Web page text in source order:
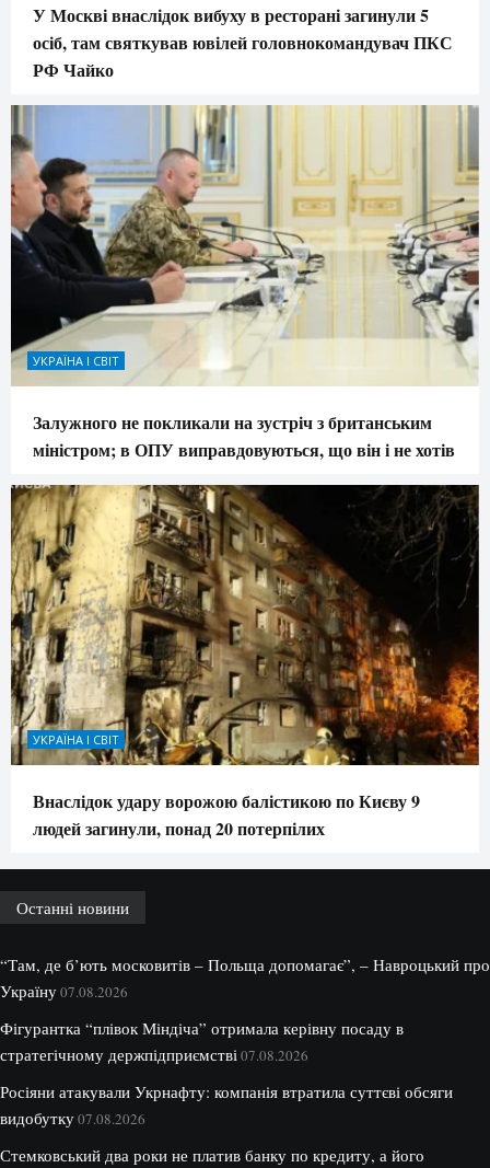
У Москві внаслідок вибуху в ресторані загинули 5
осіб, там святкував ювілей головнокомандувач ПКС
РФ Чайко
УКРАЇНА І СВІТ
Залужного не покликали на зустріч з британським
міністром; в ОПУ виправдовуються, що він і не хотів
УКРАЇНА І СВІТ
Внаслідок удару ворожою балістикою по Києву 9
людей загинули, понад 20 потерпілих
Останні новини
“Там, де б’ють московитів – Польща допомагає”, – Навроцький про
Україну07.08.2026
Фігурантка “плівок Міндіча” отримала керівну посаду в
стратегічному держпідприємстві07.08.2026
Росіяни атакували Укрнафту: компанія втратила суттєві обсяги
видобутку07.08.2026
Стемковський два роки не платив банку по кредиту, а його